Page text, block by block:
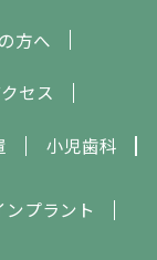
方へ
セス
小児歯科
ンプラント